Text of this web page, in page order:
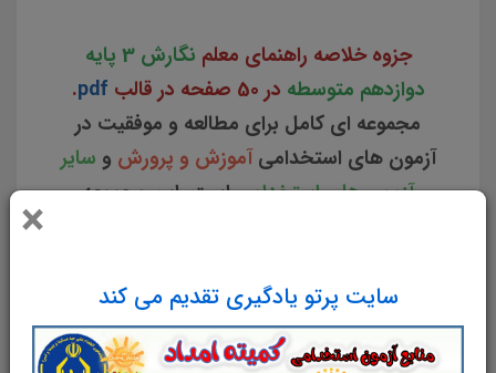
×
سایت پرتو یادگیری تقدیم می کند
جزوه خلاصه راهنمای معلم
نگارش 3 پایه
دوازدهم متوسطه در 50 صفحه در قالب pdf
.
مجموعه ای کامل برای مطالعه و موفقیت در
آزمون های استخدامیآموزش و پرورش و سایر
آزمون های استخدامیاست. این مجموعه
آمادگی برای آزمون شما عزیزان باشد. مجموعه
خلاصه نکات برجسته و کلیدی راهنمای معلم
نگارش 3 پایه
دوازدهممتوسطبرای تجمیع، جمع